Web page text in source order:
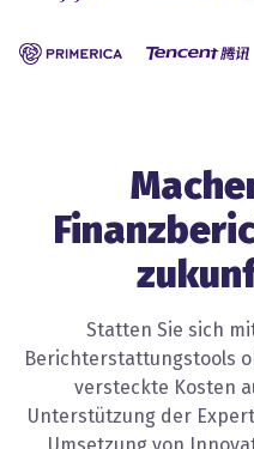
Statten Sie sich
Berichterstattungstools
versteckte Kosten
Unterstützung der